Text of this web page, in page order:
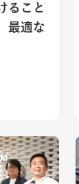
ること
最適な